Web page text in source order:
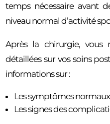
temps nécessaire avant
niveau normal d’activité
Après la chirurgie, vous
détaillées sur vos soins
informations sur :
Les symptômes
Les signes des